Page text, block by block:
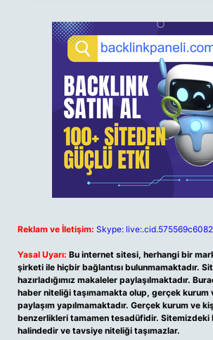
Reklam ve İletişim: Skype:
Yasal Uyarı: Bu internet sitesi, herhangi bir
şirketi ile hiçbir bağlantısı bulunmamaktadır.
hazırladığımız makaleler paylaşılmaktadır.
haber niteliği taşımamakta olup, gerçek kurum
paylaşım yapılmamaktadır. Gerçek kurum ve
benzerlikleri tamamen tesadüfidir. Sitemizdeki
halindedir ve tavsiye niteliği taşımazlar.